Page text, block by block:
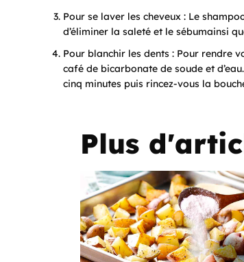
Pour se laver les cheveux : Le
d’éliminer la saleté et le sébumainsi
Pour blanchir les dents : Pour rendre
café de bicarbonate de soude et
cinq minutes puis rincez-vous la
Plus